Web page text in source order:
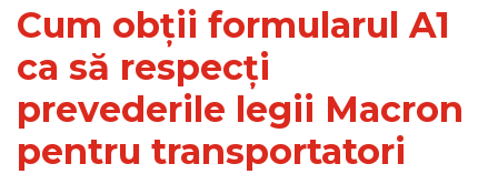
Cum obții formularul A1
ca să respecți
prevederile legii Macron
pentru transportatori